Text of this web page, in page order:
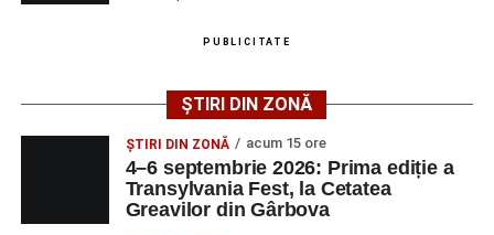
Adaugă-ne ca sursă preferată
Urmărește-ne pe Google News
Ultimele știri din Sebeș
PUBLICITATE
ȘTIRI DIN ZONĂ
ȘTIRI DIN ZONĂ acum 15 ore
4–6 septembrie 2026: Prima ediție a
Transylvania Fest, la Cetatea
Greavilor din Gârbova